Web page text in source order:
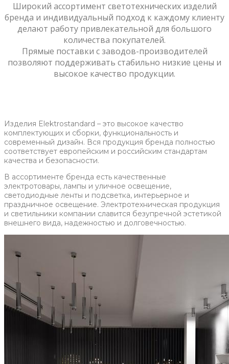
Широкий ассортимент светотехнических изделий
бренда и индивидуальный подход к каждому клиенту
делают работу привлекательной для большого
количества покупателей.
Прямые поставки с заводов-производителей
позволяют поддерживать стабильно низкие цены и
высокое качество продукции.
Изделия Elektrostandard – это высокое качество
комплектующих и сборки, функциональность и
современный дизайн. Вся продукция бренда полностью
соответствует европейским и российским стандартам
качества и безопасности.
В ассортименте бренда есть качественные
электротовары, лампы и уличное освещение,
светодиодные ленты и подсветка, интерьерное и
праздничное освещение. Электротехническая продукция
и светильники компании славится безупречной эстетикой
внешнего вида, надежностью и долговечностью.